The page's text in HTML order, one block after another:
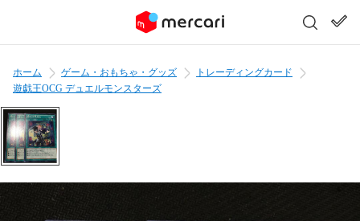
ホーム ゲーム・おもちゃ・グッズ
トレーディングカード
遊戯王OCG デュエルモンスターズ